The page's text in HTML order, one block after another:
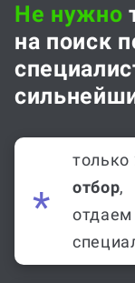
Не нужно
на поиск
только
отбор,